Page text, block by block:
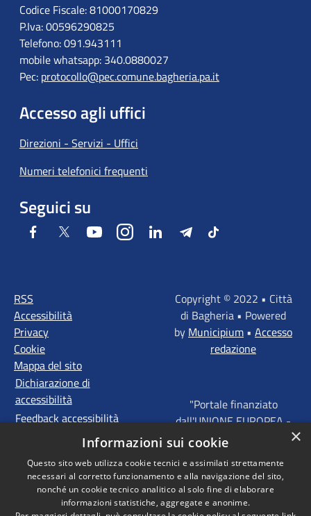
Codice Fiscale: 81000170829
P.Iva: 00596290825
Telefono: 091.943111
mobile whatsapp: 340.0880027
Pec: protocollo@pec.comune.bagheria.pa.it
Accesso agli uffici
Direzioni - Servizi - Uffici
Numeri telefonici frequenti
Seguici su
Facebook Twitter YoutubeInstagramLinkedIn TelegramTiktok
RSS
Accessibilità
Privacy
Cookie
Mappa del sito
Dichiarazione di
accessibilità
Feedback accessibilità
Copyright © 2022 • Città
di Bagheria • Powered
by Municipium • Accesso
redazione
"Portale finanziato
dall'UNIONE EUROPEA -
FONDI STRUTTURALI
EUROPEI - Programma
Operativo FESR Sicilia
2014 - 2020 Agenda
×
Informazioni sui cookie
Questo sito web utilizza cookie tecnici e assimilati strettamente
necessari al corretto funzionamento e alla navigazione del sito,
nonché un cookie tecnico analitico al solo fine di elaborare
informazioni statistiche, aggregate e anonime.